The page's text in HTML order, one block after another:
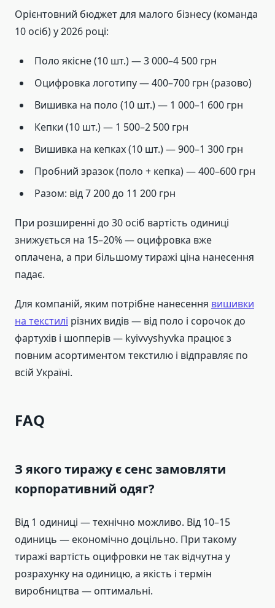
Орієнтовний бюджет для малого бізнесу (команда
10 осіб) у 2026 році:
Поло якісне (10 шт.) — 3 000–4 500 грн
Оцифровка логотипу — 400–700 грн (разово)
Вишивка на поло (10 шт.) — 1 000–1 600 грн
Кепки (10 шт.) — 1 500–2 500 грн
Вишивка на кепках (10 шт.) — 900–1 300 грн
Пробний зразок (поло + кепка) — 400–600 грн
Разом: від 7 200 до 11 200 грн
При розширенні до 30 осіб вартість одиниці
знижується на 15–20% — оцифровка вже
оплачена, а при більшому тиражі ціна нанесення
падає.
Для компаній, яким потрібне нанесення вишивки
на текстилі різних видів — від поло і сорочок до
фартухів і шопперів — kyivvyshyvka працює з
повним асортиментом текстилю і відправляє по
всій Україні.
FAQ
З якого тиражу є сенс замовляти
корпоративний одяг?
Від 1 одиниці — технічно можливо. Від 10–15
одиниць — економічно доцільно. При такому
тиражі вартість оцифровки не так відчутна у
розрахунку на одиницю, а якість і термін
виробництва — оптимальні.